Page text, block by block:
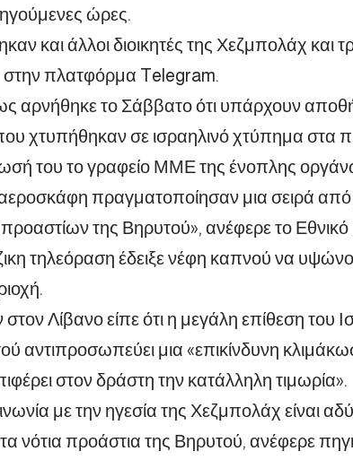
ώρες.
και άλλοι διοικητές της Χεζμπολάχ και
πλατφόρμα Telegram.
αρνήθηκε το Σάββατο ότι υπάρχουν
χτυπήθηκαν σε ισραηλινό χτύπημα στα
του το γραφείο ΜΜΕ της ένοπλης
πραγματοποίησαν μια σειρά
της Βηρυτού», ανέφερε το Εθνικό
τηλεόραση έδειξε νέφη καπνού να
Λίβανο είπε ότι η μεγάλη επίθεση του
αντιπροσωπεύει μια «επικίνδυνη
στον δράστη την κατάλληλη τιμωρία».
με την ηγεσία της Χεζμπολάχ είναι
νότια προάστια της Βηρυτού, ανέφερε